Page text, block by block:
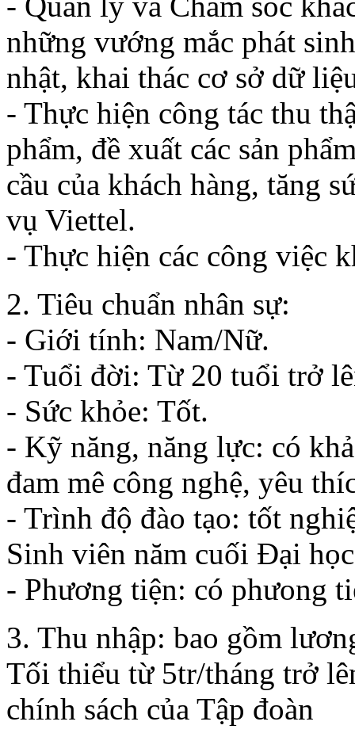
những vướng mắc phát
nhật, khai thác cơ sở dữ
- Thực hiện công tác thu
phẩm, đề xuất các sản
cầu của khách hàng, tăng
vụ Viettel.
- Thực hiện các công việc
2. Tiêu chuẩn nhân sự:
- Giới tính: Nam/Nữ.
- Tuổi đời: Từ 20 tuổi trở
- Sức khỏe: Tốt.
- Kỹ năng, năng lực: có
đam mê công nghệ, yêu
- Trình độ đào tạo: tốt
Sinh viên năm cuối Đại
- Phương tiện: có phưong
3. Thu nhập: bao gồm
Tối thiểu từ 5tr/tháng trở
chính sách của Tập đoàn